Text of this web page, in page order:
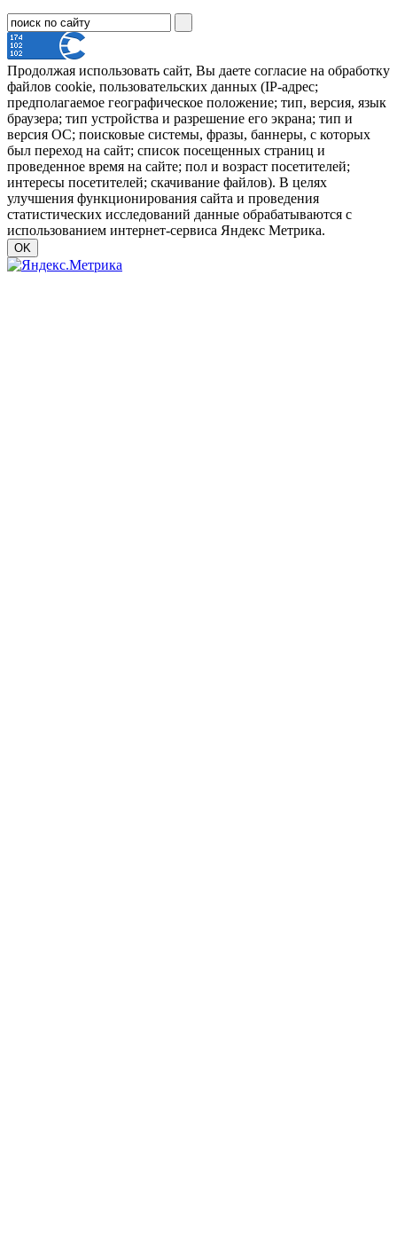
Продолжая использовать сайт, Вы даете согласие на обработку
файлов cookie, пользовательских данных (IP-адрес;
предполагаемое географическое положение; тип, версия, язык
браузера; тип устройства и разрешение его экрана; тип и
версия ОС; поисковые системы, фразы, баннеры, с которых
был переход на сайт; список посещенных страниц и
проведенное время на сайте; пол и возраст посетителей;
интересы посетителей; скачивание файлов). В целях
улучшения функционирования сайта и проведения
статистических исследований данные обрабатываются с
использованием интернет-сервиса Яндекс Метрика.
OK